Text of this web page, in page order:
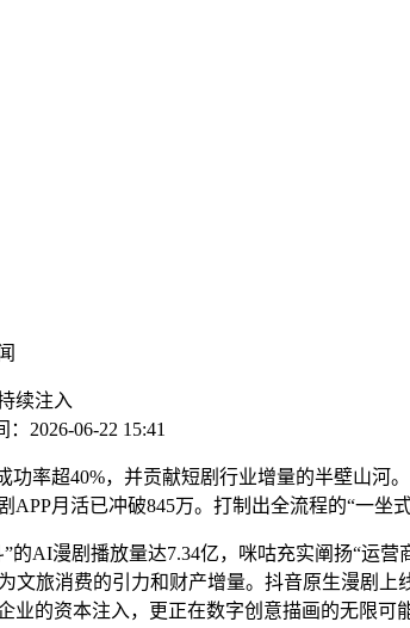
续注入
：2026-06-22 15:41
率超40%，并贡献短剧行业增量的半壁山河
APP月活已冲破845万。打制出全流程的“一
AI漫剧播放量达7.34亿，咪咕充实阐扬“运营
文旅消费的引力和财产增量。抖音原生漫剧
业的资本注入，更正在数字创意描画的无限